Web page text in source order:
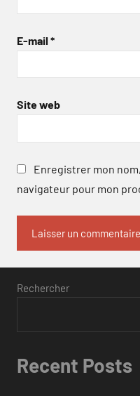
E-mail *
Site web
Enregistrer mon
navigateur pour mon
Rechercher
Recent Posts